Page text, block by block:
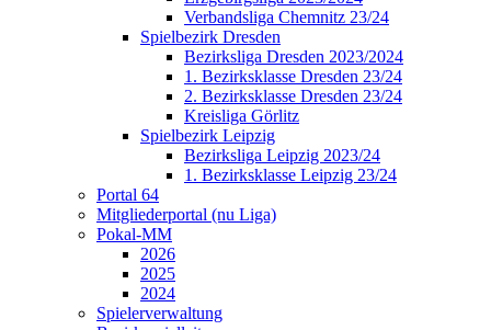
Verbandsliga Chemnitz 23/24
Spielbezirk Dresden
Bezirksliga Dresden 2023/2024
1. Bezirksklasse Dresden 23/24
2. Bezirksklasse Dresden 23/24
Kreisliga Görlitz
Spielbezirk Leipzig
Bezirksliga Leipzig 2023/24
1. Bezirksklasse Leipzig 23/24
Portal 64
Mitgliederportal (nu Liga)
Pokal-MM
2026
2025
2024
Spielerverwaltung